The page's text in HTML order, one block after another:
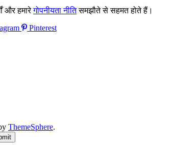
और हमारेगोपनीयता नीतिसमझौते से सहमत होते हैं।
Pinterest
ThemeSphere.